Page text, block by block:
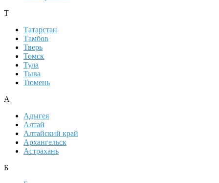
Т
Татарстан
Тамбов
Тверь
Томск
Тула
Тыва
Тюмень
А
Адыгея
Алтай
Алтайский край
Архангельск
Астрахань
Б